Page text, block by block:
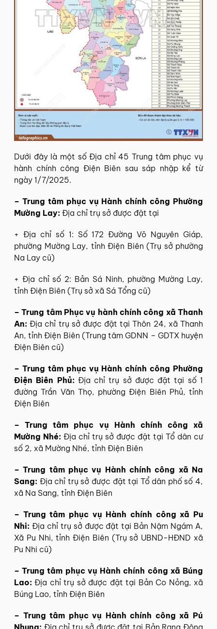
Dưới đây là một số Địa chỉ 45 Trung tâm phục vụ
hành chính công Điện Biên sau sáp nhập kể từ
ngày 1/7/2025.
– Trung tâm phục vụ Hành chính công Phường
Mường Lay: Địa chỉ trụ sở được đặt tại
+ Địa chỉ số 1: Số 172 Đường Võ Nguyên Giáp,
phường Mường Lay, tỉnh Điện Biên (Trụ sở phường
Na Lay cũ)
+ Địa chỉ số 2: Bản Sá Ninh, phường Mường Lay,
tỉnh Điện Biên (Trụ sở xã Sá Tổng cũ)
– Trung tâm Phục vụ hành chính công xã Thanh
An: Địa chỉ trụ sở được đặt tại Thôn 24, xã Thanh
An, tỉnh Điện Biên (Trung tâm GDNN – GDTX huyện
Điện Biên cũ)
– Trung tâm phục vụ Hành chính công Phường
Điện Biên Phủ: Địa chỉ trụ sở được đặt tại số 1
đường Trần Văn Thọ, phường Điện Biên Phủ, tỉnh
Điện Biên
– Trung tâm phục vụ Hành chính công xã
Mường Nhé: Địa chỉ trụ sở được đặt tại Tổ dân cư
số 2, xã Mường Nhé, tỉnh Điện Biên
– Trung tâm phục vụ Hành chính công xã Na
Sang: Địa chỉ trụ sở được đặt tại Tổ dân phố số 4,
xã Na Sang, tỉnh Điện Biên
– Trung tâm phục vụ Hành chính công xã Pu
Nhi: Địa chỉ trụ sở được đặt tại Bản Nậm Ngám A,
Xã Pu Nhi, tỉnh Điện Biên (Trụ sở UBND-HĐND xã
Pu Nhi cũ)
– Trung tâm phục vụ Hành chính công xã Búng
Lao: Địa chỉ trụ sở được đặt tại Bản Co Nỏng, xã
Búng Lao, tỉnh Điện Biên
– Trung tâm phục vụ Hành chính công xã Pú